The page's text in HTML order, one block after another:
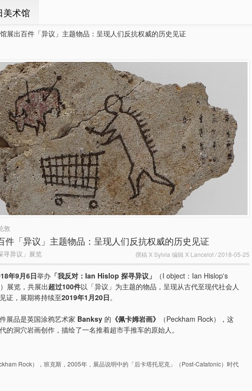
美术馆
展出百件「异议」主题物品：呈现人们反抗权威的历史见证
敦
件「异议」主题物品：呈现人们反抗权威的历史见证
寻异议」展览 撰稿 X Sylvia 编辑 X Lancelot / 2018-05-25
年9月6日举办 「我反对：Ian Hislop 探寻异议」
（I object：Ian Hislop's
展览，共展出超过100件以「异议」为主题的物品，呈现从古代至现代社会人
证，展期将持续至2019年1月20日。
展品是英国涂鸦艺术家 Banksy 的 《佩卡姆岩画》
（Peckham Rock），这
的洞穴岩画创作，描绘了一名推着超市手推车的原始人。
Rock），班克斯，2005年，展品说明中的「后卡塔托尼克」（Post-Catatonic）时代